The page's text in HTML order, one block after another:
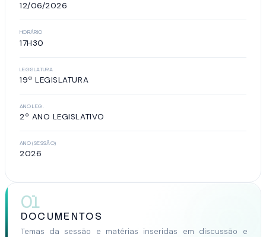
12/06/2026
HORÁRIO
17H30
LEGISLATURA
19ª LEGISLATURA
ANO LEG.
2º ANO LEGISLATIVO
ANO (SESSÃO)
2026
01
DOCUMENTOS
Temas da sessão e matérias inseridas em discussão e